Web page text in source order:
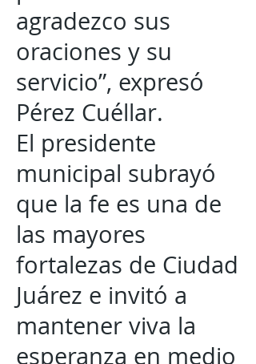
agradezco sus
oraciones y su
servicio”, expresó
Pérez Cuéllar.
El presidente
municipal subrayó
que la fe es una de
las mayores
fortalezas de Ciudad
Juárez e invitó a
mantener viva la
esperanza en medio